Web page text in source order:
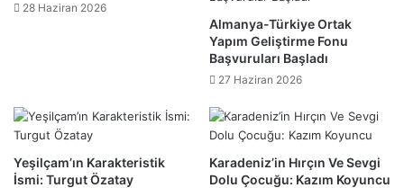
28 Haziran 2026
Almanya-Türkiye Ortak
Yapım Geliştirme Fonu
Başvuruları Başladı
27 Haziran 2026
​Yeşilçam’ın Karakteristik
İsmi: Turgut Özatay
Karadeniz’in Hırçın Ve Sevgi
Dolu Çocuğu: Kazım Koyuncu